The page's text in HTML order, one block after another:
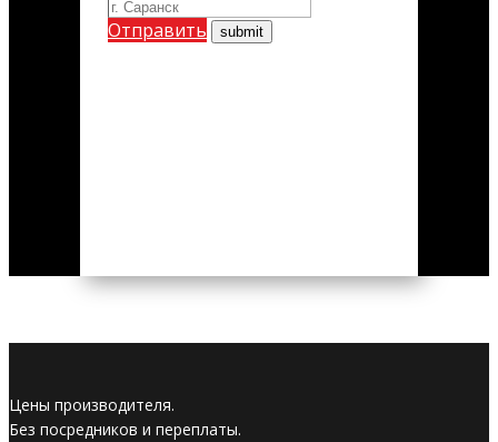
Отправить
Цены производителя.
Без посредников и переплаты.